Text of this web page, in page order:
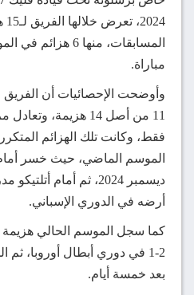
مباراة.
وأوضحت الإحصائيات أن الفريق
11 من أصل 14 هزيمة،
فقط، وكانت تلك الهزائم
أرضه في الدوري الإسباني.
كما سجل الموسم الحالي
بعد خمسة أيام.